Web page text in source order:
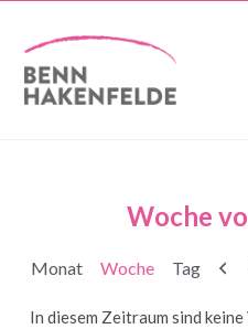
Woche
Monat Woche Tag
In diesem Zeitraum sind